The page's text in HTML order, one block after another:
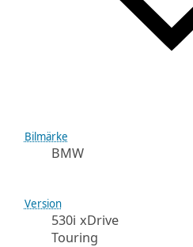
Bilmärke
BMW
Version
530i xDrive
Touring